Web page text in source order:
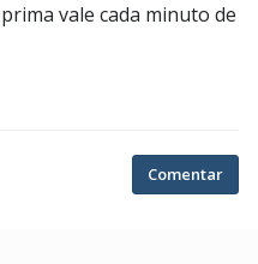
vale cada minuto de
Comentar